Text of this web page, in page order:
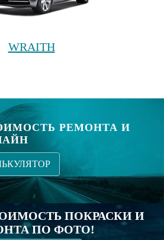
WRAITH
РЕМОНТА И
ПОКРАСКИ И
ПО ФОТО!